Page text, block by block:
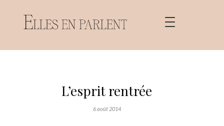
L’esprit rentrée
6 août 2014